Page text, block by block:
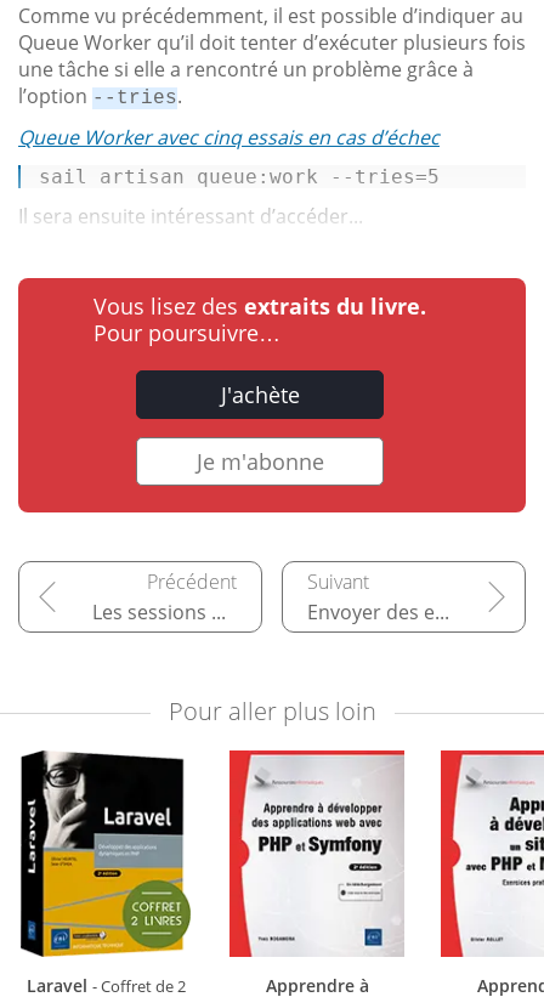
Comme vu précédemment, il est possible d’indiquer au
Queue Worker qu’il doit tenter d’exécuter plusieurs fois
une tâche si elle a rencontré un problème grâce à
l’option --tries.
Queue Worker avec cinq essais en cas d’échec
sail artisan queue:work --tries=5
Il sera ensuite intéressant d’accéder...
Vous lisez des extraits du livre.
Pour poursuivre…
J'achète
Je m'abonne
Les sessions et le cache Envoyer des e-mails
Pour aller plus loin
Laravel - Coffret de 2
Apprendre à